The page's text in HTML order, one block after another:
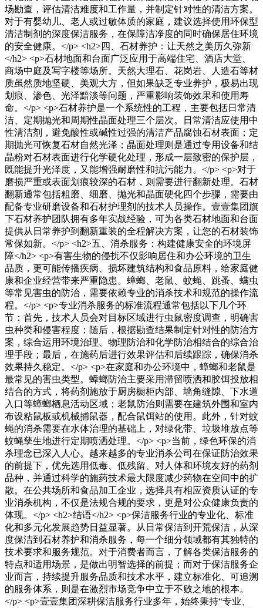
场勘查，评估清洁难度和工作量，并制定针对性的清洁方案。
对于有婴幼儿、老人或过敏体质的家庭，建议选择使用环保型
清洁制剂的深度保洁服务，在保障洁净度的同时确保居住环境
的安全健康。</p> <h2>四、石材养护：让天然之美历久弥新
</h2> <p>石材地面和台面广泛应用于高端住宅、酒店大堂、
商场中庭及写字楼等场所。天然大理石、花岗岩、人造石等材
质虽然质地坚硬、美观大方，但如果缺乏专业养护，极易出现
划痕、渗色、光泽黯淡等问题，严重影响装饰效果和使用寿
命。</p> <p>石材养护是一个系统性的工程，主要包括日常清
洁、定期抛光和周期性晶面处理三个层次。日常清洁应使用中
性清洁剂，避免酸性或碱性过强的清洁产品腐蚀石材表面；定
期抛光可恢复石材自然光泽；晶面处理则是通过专用设备和结
晶粉对石材表面进行化学硬化处理，形成一层致密的保护层，
既能提升光泽度，又能增强耐磨性和抗污能力。</p> <p>对于
磨损严重或表面划痕较深的石材，则需要进行翻新处理。石材
翻新通常包括粗磨、细磨、抛光和晶面硬化四个步骤，需要由
配备专业研磨设备和石材护理剂的技术人员操作。壹壹集团旗
下石材养护团队拥有多年实战经验，可为各类石材地面和台面
提供从日常养护到翻新重装的全程解决方案，让您的石材装饰
常保如新。</p> <h2>五、消杀服务：构建健康安全的环境屏
障</h2> <p>有害生物的侵扰不仅影响居住和办公环境的卫生
品质，更可能传播疾病、损坏建筑结构和食品原料，给家庭健
康和企业经营带来严重隐患。蟑螂、老鼠、蚊蝇、跳蚤、螨虫
等常见害虫的防治，需要依赖专业的消杀技术和规范的操作流
程。</p> <p>专业消杀服务的标准流程通常包括以下几个环
节：首先，技术人员会对目标区域进行虫鼠密度调查，明确害
虫种类和侵害程度；随后，根据勘查结果制定针对性的防治方
案，综合运用环境治理、物理防治和化学防治相结合的综合治
理手段；最后，在施药后进行效果评估和后续跟踪，确保消杀
效果持久稳定。</p> <p>在家庭和办公环境中，蟑螂和老鼠是
最常见的害虫类型。蟑螂防治主要采用滞留喷洒和胶饵投放相
结合的方式，将药剂施放于厨房橱柜内部、墙角缝隙、下水道
入口等蟑螂栖息活动区域；老鼠防治则需要在建筑外围和室内
布设粘鼠板或机械捕鼠器，配合鼠饵站的使用。此外，针对蚊
蝇的消杀需要在水体治理的基础上，对绿化带、垃圾堆放点等
蚊蝇孳生地进行定期喷洒处理。</p> <p>当前，绿色环保的消
杀理念已深入人心。越来越多的专业消杀公司在保证防治效果
的前提下，优先选用低毒、低残留、对人体和环境友好的药剂
品种，并通过科学的施药技术最大限度减少药物在空间中的扩
散。在公共场所和食品加工企业，选择具有相应资质认证的专
业消杀机构，不仅是法规合规的要求，更是对公众健康负责的
体现。</p> <h2>结语</h2> <p>保洁服务行业的专业化、标准
化和多元化发展趋势日益显著。从日常保洁到开荒保洁，从深
度保洁到石材养护和消杀服务，每一个细分领域都有其独特的
技术要求和服务规范。对于消费者而言，了解各类保洁服务的
特点和适用场景，是做出明智选择的前提；而对于保洁服务企
业而言，持续提升服务品质和技术水平，建立标准化、可追溯
的服务体系，则是在激烈市场竞争中立于不败之地的根本。
</p> <p>壹壹集团深耕保洁服务行业多年，始终秉持“专业、